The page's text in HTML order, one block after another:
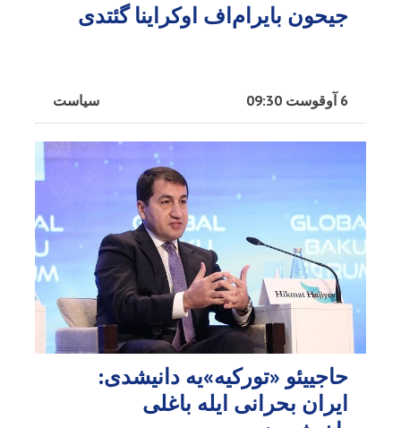
جیحون بایرام‌اف اوکراینا گئتدی
سیاست 6 آوقوست 09:30
حاجییئو «تورکیه»یه دانیشدی:
ایران بحرانی ایله باغلی